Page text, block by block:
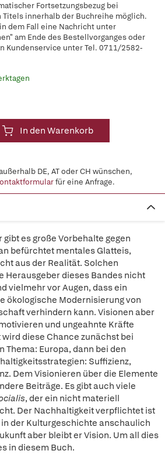
Fortsetzungsbezug bei
Titels innerhalb der Buchreihe möglich.
dem Fall eine Nachricht unter
am Ende des Bestellvorganges oder
Kundenservice unter Tel. 0711/2582-
In den Warenkorb
DE, AT oder CH wünschen,
für eine Anfrage.
es große Vorbehalte gegen
befürchtet mentales Glatteis,
aus der Realität. Solchen
Herausgeber dieses Bandes nicht
vielmehr vor Augen, dass ein
ökologische Modernisierung von
verhindern kann. Visionen aber
und ungeahnte Kräfte
diese Chance zunächst bei
Thema: Europa, dann bei den
Suffizienz,
Dem Visionieren über die Elemente
Beiträge. Es gibt auch viele
, der ein nicht materiell
Der Nachhaltigkeit verpflichtet ist
in der Kulturgeschichte anschaulich
aber bleibt er Vision. Um all dies
in diesem Buch.